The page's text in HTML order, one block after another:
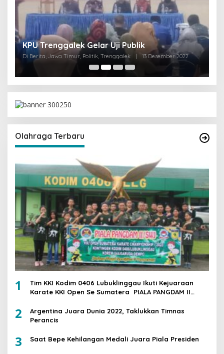
KPU Trenggalek Gelar Uji Publik
Di Berita, Jawa Timur, Politik, Trenggalek 13 Desember 2022
Olahraga Terbaru
1
Tim KKI Kodim 0406 Lubuklinggau Ikuti Kejuaraan
Karate KKI Open Se Sumatera PIALA PANGDAM II
2
Argentina Juara Dunia 2022, Taklukkan Timnas
Perancis
3 Saat Bepe Kehilangan Medali Juara Piala Presiden